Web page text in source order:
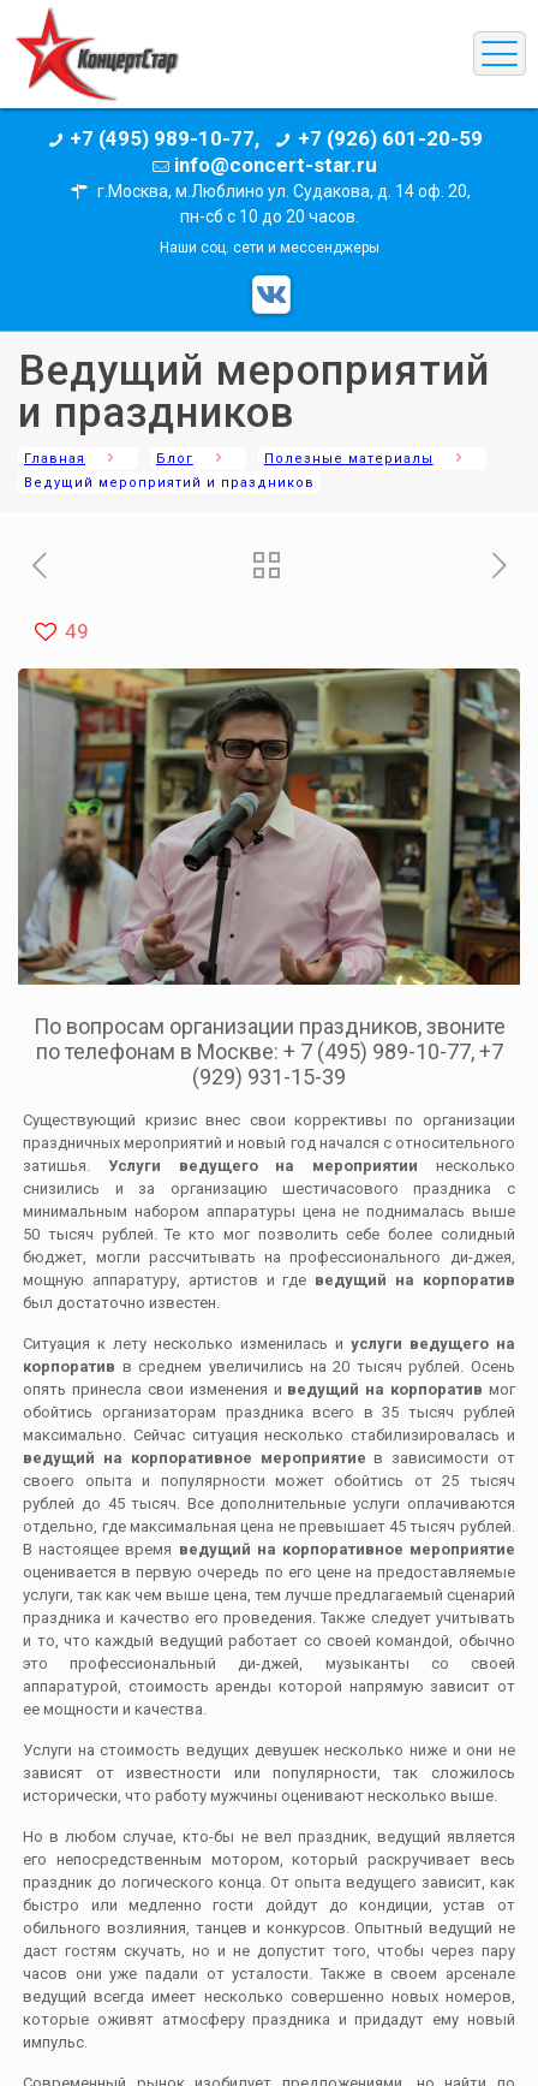
+7 (495) 989-10-77,
+7 (926) 601-20-59
info@concert-star.ru
г.Москва, м.Люблино ул. Судакова, д. 14 оф. 20,
пн-сб с 10 до 20 часов.
Наши соц. сети и мессенджеры
Ведущий мероприятий
и праздников
Главная Блог
Полезные материалы
Ведущий мероприятий и праздников
49
По вопросам организации праздников, звоните
по телефонам в Москве: + 7 (495) 989-10-77, +7
(929) 931-15-39
Существующий кризис внес свои коррективы по организации
праздничных мероприятий и новый год начался с относительного
затишья. Услуги ведущего на мероприятии несколько
снизились и за организацию шестичасового праздника с
минимальным набором аппаратуры цена не поднималась выше
50 тысяч рублей. Те кто мог позволить себе более солидный
бюджет, могли рассчитывать на профессионального ди-джея,
мощную аппаратуру, артистов и где ведущий на корпоратив
был достаточно известен.
Ситуация к лету несколько изменилась и услуги ведущего на
корпоратив в среднем увеличились на 20 тысяч рублей. Осень
опять принесла свои изменения и ведущий на корпоратив мог
обойтись организаторам праздника всего в 35 тысяч рублей
максимально. Сейчас ситуация несколько стабилизировалась и
ведущий на корпоративное мероприятиев зависимости от
своего опыта и популярности может обойтись от 25 тысяч
рублей до 45 тысяч. Все дополнительные услуги оплачиваются
отдельно, где максимальная цена не превышает 45 тысяч рублей.
В настоящее время ведущий на корпоративное мероприятие
оценивается в первую очередь по его цене на предоставляемые
услуги, так как чем выше цена, тем лучше предлагаемый сценарий
праздника и качество его проведения. Также следует учитывать
и то, что каждый ведущий работает со своей командой, обычно
это профессиональный ди-джей, музыканты со своей
аппаратурой, стоимость аренды которой напрямую зависит от
ее мощности и качества.
Услуги на стоимость ведущих девушек несколько ниже и они не
зависят от известности или популярности, так сложилось
исторически, что работу мужчины оценивают несколько выше.
Но в любом случае, кто-бы не вел праздник, ведущий является
его непосредственным мотором, который раскручивает весь
праздник до логического конца. От опыта ведущего зависит, как
быстро или медленно гости дойдут до кондиции, устав от
обильного возлияния, танцев и конкурсов. Опытный ведущий не
даст гостям скучать, но и не допустит того, чтобы через пару
часов они уже падали от усталости. Также в своем арсенале
ведущий всегда имеет несколько совершенно новых номеров,
которые оживят атмосферу праздника и придадут ему новый
импульс.